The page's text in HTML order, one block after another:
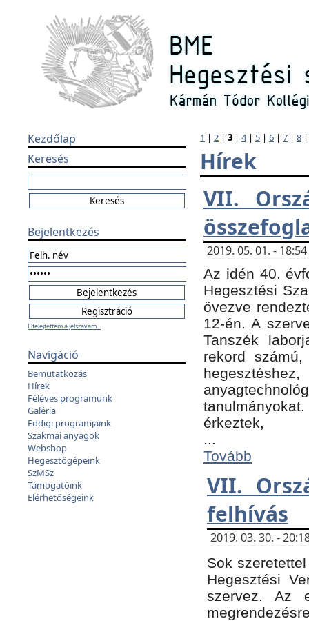
Kezdőlap
Keresés
Bejelentkezés
Elfelejtettem a jelszavam...
Navigáció
Bemutatkozás
Hírek
Féléves programunk
Galéria
Eddigi programjaink
Szakmai anyagok
Webshop
Hegesztőgépeink
SzMSz
Támogatóink
Elérhetőségeink
1 | 2 | 3 | 4| 5 | 6 | 7 | 8
Hírek
VII.
2019. 05. 01. -
Az idén 40.
Hegesztési
övezve
12-én. A
Tanszék
rekord
érkeztek,
...
Tovább
VII.
felhívás
2019. 03. 30. -
Sok
Hegesztési
szervez. Az